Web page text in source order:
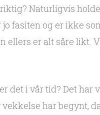
Naturligvis
jo fasiten og er ikke
ellers er alt såre likt.
det i vår tid? Det har
vekkelse har begynt,